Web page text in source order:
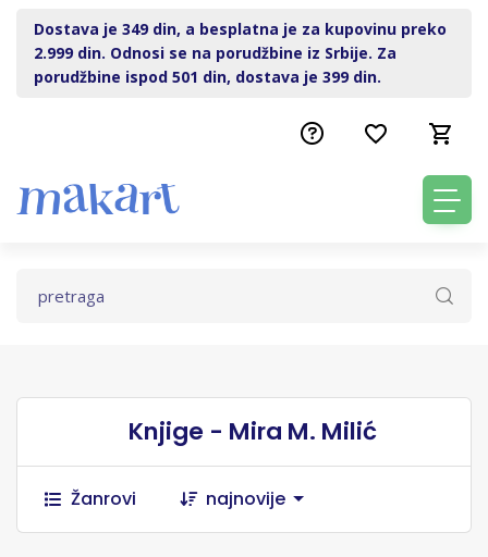
Dostava je 349 din, a besplatna je za kupovinu preko
2.999 din. Odnosi se na porudžbine iz Srbije. Za
porudžbine ispod 501 din, dostava je 399 din.
Knjige - Mira M. Milić
Žanrovi najnovije